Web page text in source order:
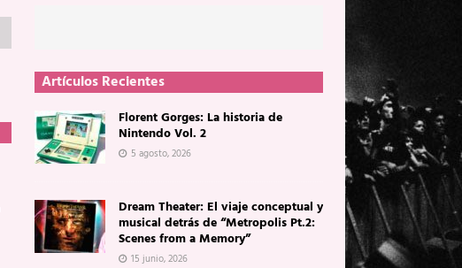
Artículos Recientes
Florent Gorges: La historia de
Nintendo Vol. 2
5 agosto, 2026
Dream Theater: El viaje conceptual y
musical detrás de “Metropolis Pt.2:
Scenes from a Memory”
15 junio, 2026